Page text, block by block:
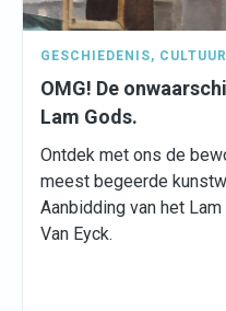
GESCHIEDENIS, CULTUUR
OMG! De
Lam Gods.
Ontdek met ons de
meest begeerde
Aanbidding van het
Van Eyck.